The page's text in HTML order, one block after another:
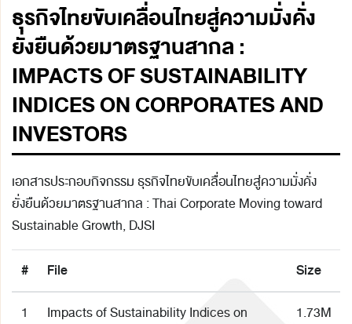
ธุรกิจไทยขับเคลื่อนไทยสู่ความมั่งคั่ง
ยั่งยืนด้วยมาตรฐานสากล :
IMPACTS OF SUSTAINABILITY
INDICES ON CORPORATES AND
INVESTORS
เอกสารประกอบกิจกรรม ธุรกิจไทยขับเคลื่อนไทยสู่ความมั่งคั่ง
ยั่งยืนด้วยมาตรฐานสากล : Thai Corporate Moving toward
Sustainable Growth, DJSI
# File Size
1
Impacts of Sustainability Indices on
1.73M